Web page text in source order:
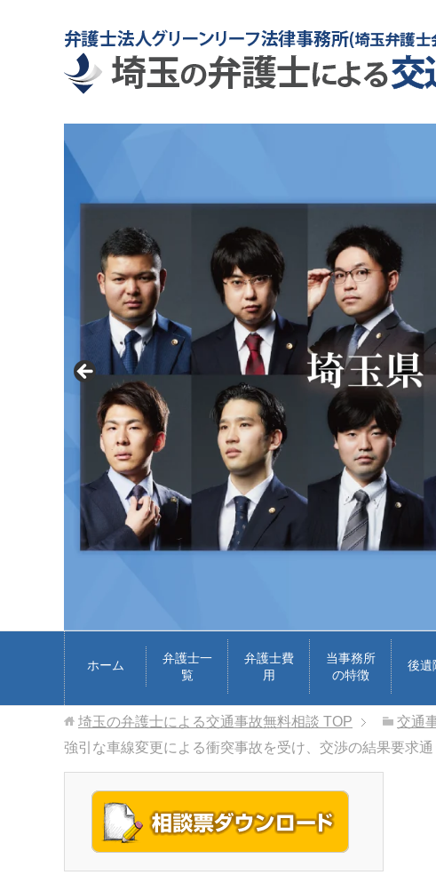
ホーム
弁護士一
覧
弁護士費
用
当事務所
の特徴
後遺
埼玉の弁護士による交通事故無料相談 TOP
交通
強引な車線変更による衝突事故を受け、交渉の結果要求